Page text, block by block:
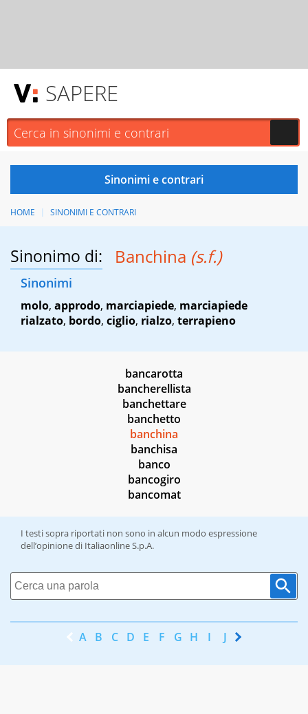
SAPERE
HOME SINONIMI E CONTRARI
Sinonimo di: Banchina (s.f.)
Sinonimi
molo, approdo, marciapiede, marciapiede
rialzato, bordo, ciglio, rialzo, terrapieno
bancarotta
bancherellista
banchettare
banchetto
banchina
banchisa
banco
bancogiro
bancomat
I testi sopra riportati non sono in alcun modo espressione
dell’opinione di Italiaonline S.p.A.
A B C D E F G H I J K